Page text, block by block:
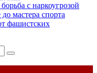
с наркоугрозой
мастера спорта
фашистских